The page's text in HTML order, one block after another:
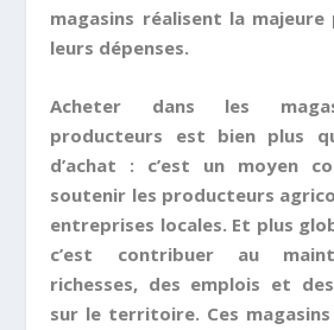
magasins réalisent la
leurs dépenses.
Acheter dans les
producteurs est bien plus
d’achat : c’est un moyen
soutenir les producteurs
entreprises locales. Et plus
c’est contribuer au
richesses, des emplois et
sur le territoire. Ces